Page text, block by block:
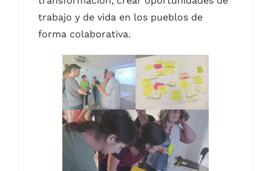
trabajo y de vida en los pueblos de
forma colaborativa.